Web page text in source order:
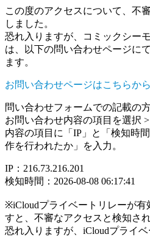
この度のアクセスについて、不
しました。
恐れ入りますが、コミックシー
は、以下の問い合わせページに
ます。
お問い合わせページはこちらか
問い合わせフォームでの記載の
お問い合わせ内容の項目を選択
内容の項目に「IP」と「検知時
作を行われたか」を入力。
IP：216.73.216.201
検知時間：2026-08-08 06:17:41
※iCloudプライベートリレーが有
すと、不審なアクセスと検知さ
恐れ入りますが、iCloudプライ